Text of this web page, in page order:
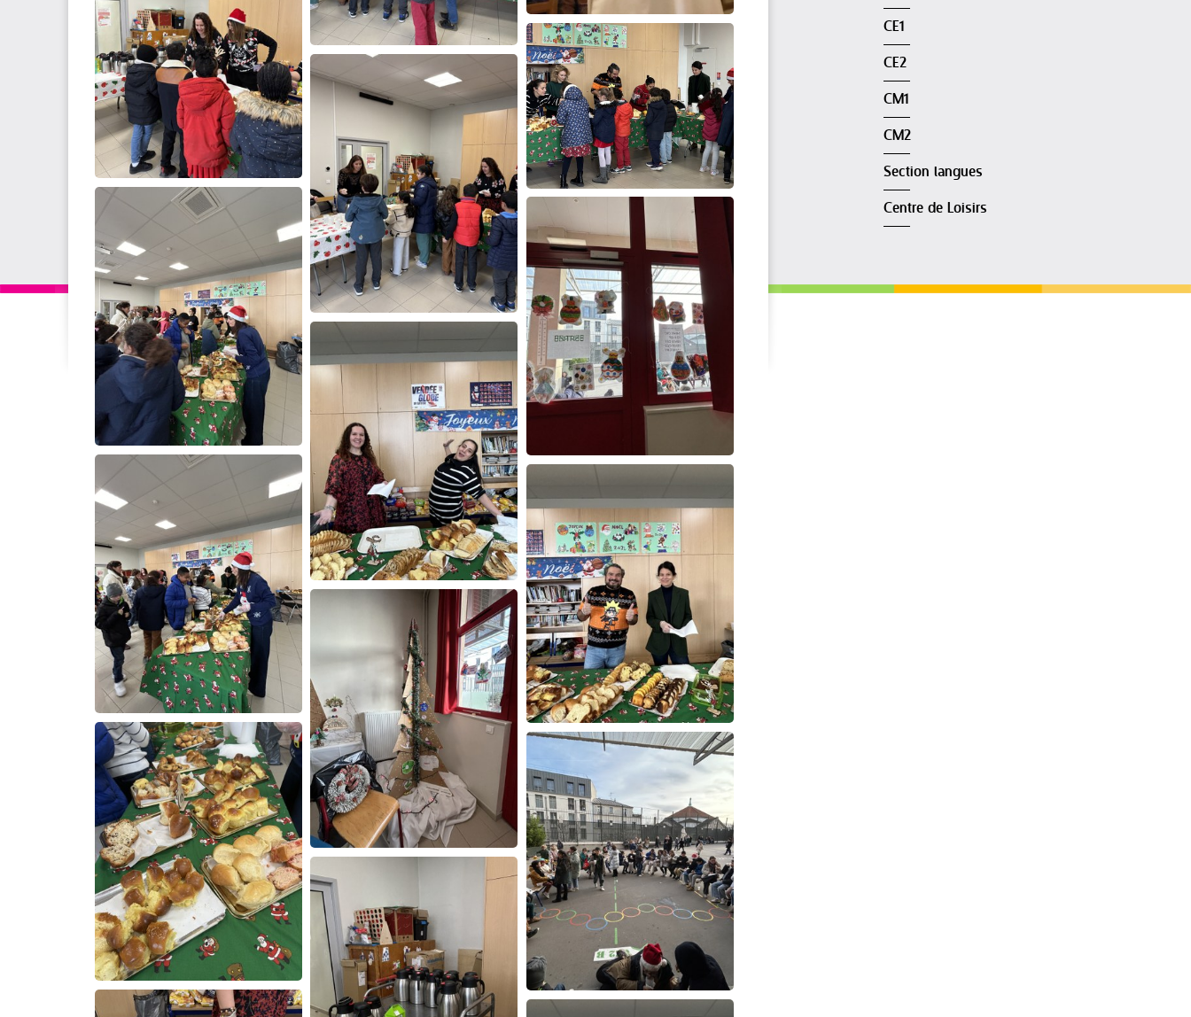
CE1
CE2
CM1
CM2
Section langues
Centre de Loisirs